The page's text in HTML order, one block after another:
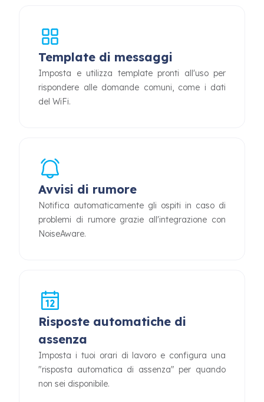
Template di messaggi
Imposta e utilizza template pronti all'uso per
rispondere alle domande comuni, come i dati
del WiFi.
Avvisi di rumore
Notifica automaticamente gli ospiti in caso di
problemi di rumore grazie all'integrazione con
NoiseAware.
Risposte automatiche di
assenza
Imposta i tuoi orari di lavoro e configura una
"risposta automatica di assenza" per quando
non sei disponibile.